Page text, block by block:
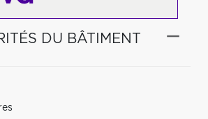
DU BÂTIMENT